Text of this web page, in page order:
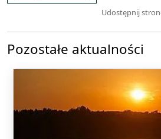
Udostępnij
Pozostałe aktualności